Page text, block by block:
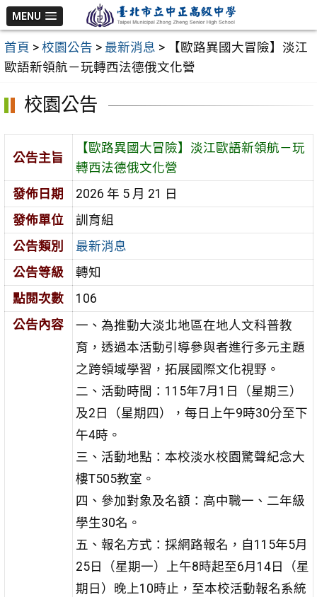
跳
至
主
要
MENU
首頁 > 校園公告 > 最新消息 >
【歐路異國大冒險】淡江
歐語新領航－玩轉西法德俄文化營
校園公告
公告主旨
【歐路異國大冒險】淡江歐語新領航－玩
轉西法德俄文化營
發佈日期
2026 年 5 月 21 日
發佈單位
訓育組
公告類別
最新消息
公告等級
轉知
點閱次數
106
公告內容
一、為推動大淡北地區在地人文科普教
育，透過本活動引導參與者進行多元主題
之跨領域學習，拓展國際文化視野。
二、活動時間：115年7月1日（星期三）
及2日（星期四），每日上午9時30分至下
午4時。
三、活動地點：本校淡水校園驚聲紀念大
樓T505教室。
四、參加對象及名額：高中職一、二年級
學生30名。
五、報名方式：採網路報名，自115年5月
25日（星期一）上午8時起至6月14日（星
期日）晚上10時止，至本校活動報名系統